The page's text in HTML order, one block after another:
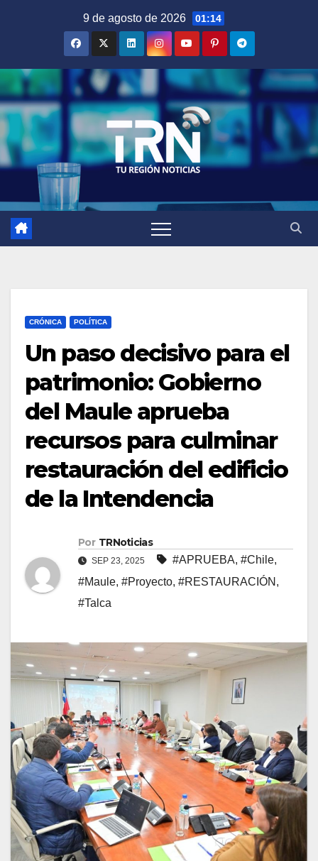
9 de agosto de 2026 01:14
CRÓNICA POLÍTICA
Un paso decisivo para el
patrimonio: Gobierno
del Maule aprueba
recursos para culminar
restauración del edificio
de la Intendencia
Por TRNoticias
SEP 23, 2025 #APRUEBA, #Chile,
#Maule, #Proyecto, #RESTAURACIÓN ,
#Talca